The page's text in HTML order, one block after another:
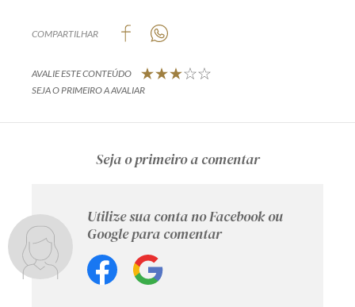
COMPARTILHAR
AVALIE ESTE CONTEÚDO
SEJA O PRIMEIRO A AVALIAR
Seja o primeiro a comentar
Utilize sua conta no Facebook ou
Google para comentar